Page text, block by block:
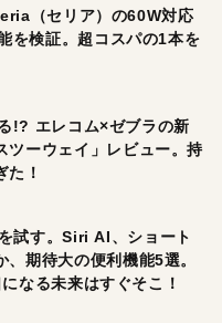
（セリア）の60W対応
を検証。超コスパの1本を
!? エレコム×ゼブラの新
ツーウェイ」レビュー。持
た！
試す。Siri AI、ショート
期待大の便利機能5選。
なる未来はすぐそこ！